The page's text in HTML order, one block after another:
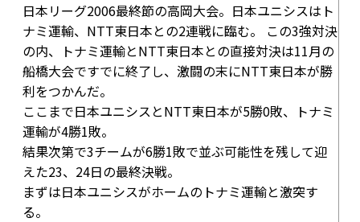
日本リーグ2006最終節の高岡大会。日本ユニシスはト
ナミ運輸、NTT東日本との2連戦に臨む。 この3強対決
の内、トナミ運輸とNTT東日本との直接対決は11月の
船橋大会ですでに終了し、激闘の末にNTT東日本が勝
利をつかんだ。
ここまで日本ユニシスとNTT東日本が5勝0敗、トナミ
運輸が4勝1敗。
結果次第で3チームが6勝1敗で並ぶ可能性を残して迎
えた23、24日の最終決戦。
まずは日本ユニシスがホームのトナミ運輸と激突す
る。